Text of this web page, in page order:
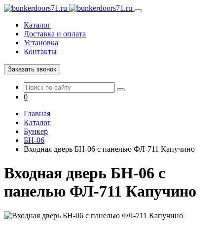
Каталог
Доставка и оплата
Установка
Контакты
Заказать звонок
0
Главная
Каталог
Бункер
БН-06
Входная дверь БН-06 с панелью ФЛ-711 Капучино
Входная дверь БН-06 с
панелью ФЛ-711 Капучино